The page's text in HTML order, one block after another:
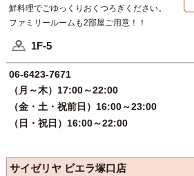
鮮料理でごゆっくりおくつろぎください。
ファミリールームも2部屋ご用意！！
1F-5
06-6423-7671
（月～木）17:00～22:00
（金・土・祝前日）16:00～23:00
（日・祝日）16:00～22:00
サイゼリヤ ビエラ塚口店